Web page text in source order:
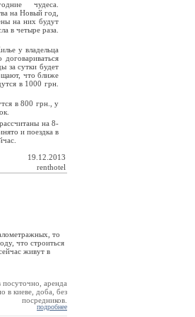
чудеса.
на Новый год,
на них будут
в четыре раза.
у владельца
за сутки будет
что ближе
в 1000 грн.
в 800 грн., у
на 8-
и поездка в
19.12.2013
renthotel
то
что строиться
живут в
подробнее